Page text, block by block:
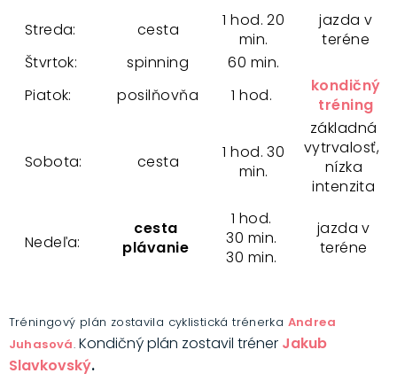
Streda: cesta
1 hod. 20
min.
jazda v
teréne
Štvrtok:
spinning
60 min.
Piatok:
posilňovňa 1 hod.
kondičný
tréning
Sobota: cesta
1 hod. 30
min.
základná
vytrvalosť,
nízka
intenzita
Nedeľa:
cesta
plávanie
1 hod.
30 min.
30 min.
jazda v
teréne
Tréningový plán zostavila cyklistická trénerka Andrea
Juhasová.Kondičný plán zostavil tréner Jakub
Slavkovský.